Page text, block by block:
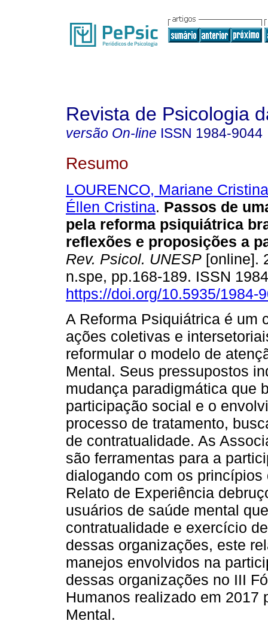
Revista de Psicologia
versão On-line ISSN 1984-9044
Resumo
LOURENCO, Mariane Cristina
Éllen Cristina. Passos de
pela reforma psiquiátrica
reflexões e proposições a
Rev. Psicol. UNESP [online].
n.spe, pp.168-189. ISSN
https://doi.org/10.5935/1984-
A Reforma Psiquiátrica é um
ações coletivas e
reformular o modelo de
Mental. Seus pressupostos
mudança paradigmática que
participação social e o
processo de tratamento,
de contratualidade. As
são ferramentas para a
dialogando com os
Relato de Experiência
usuários de saúde mental
contratualidade e exercício
dessas organizações, este
manejos envolvidos na
dessas organizações no III
Humanos realizado em 2017
Mental.